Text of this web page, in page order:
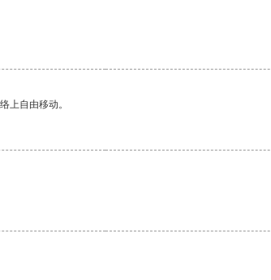
上自由移动。